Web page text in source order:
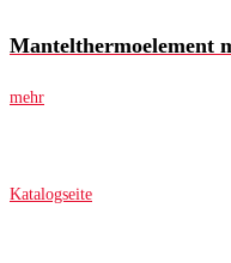
Mantelthermoelement
mehr
Katalogseite